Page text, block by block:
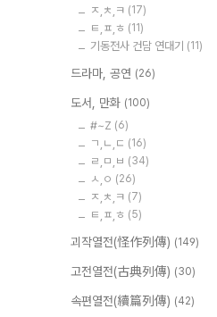
ㅈ,ㅊ,ㅋ (17)
ㅌ,ㅍ,ㅎ (11)
기동전사 건담 연대기 (11)
드라마, 공연 (26)
도서, 만화 (100)
#~Z (6)
ㄱ,ㄴ,ㄷ (16)
ㄹ,ㅁ,ㅂ (34)
ㅅ,ㅇ (26)
ㅈ,ㅊ,ㅋ (7)
ㅌ,ㅍ,ㅎ (5)
괴작열전(怪作列傳) (149)
고전열전(古典列傳) (30)
속편열전(續篇列傳) (42)